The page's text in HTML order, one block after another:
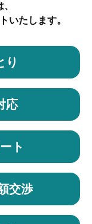
いたします。
り
応
ト
交渉